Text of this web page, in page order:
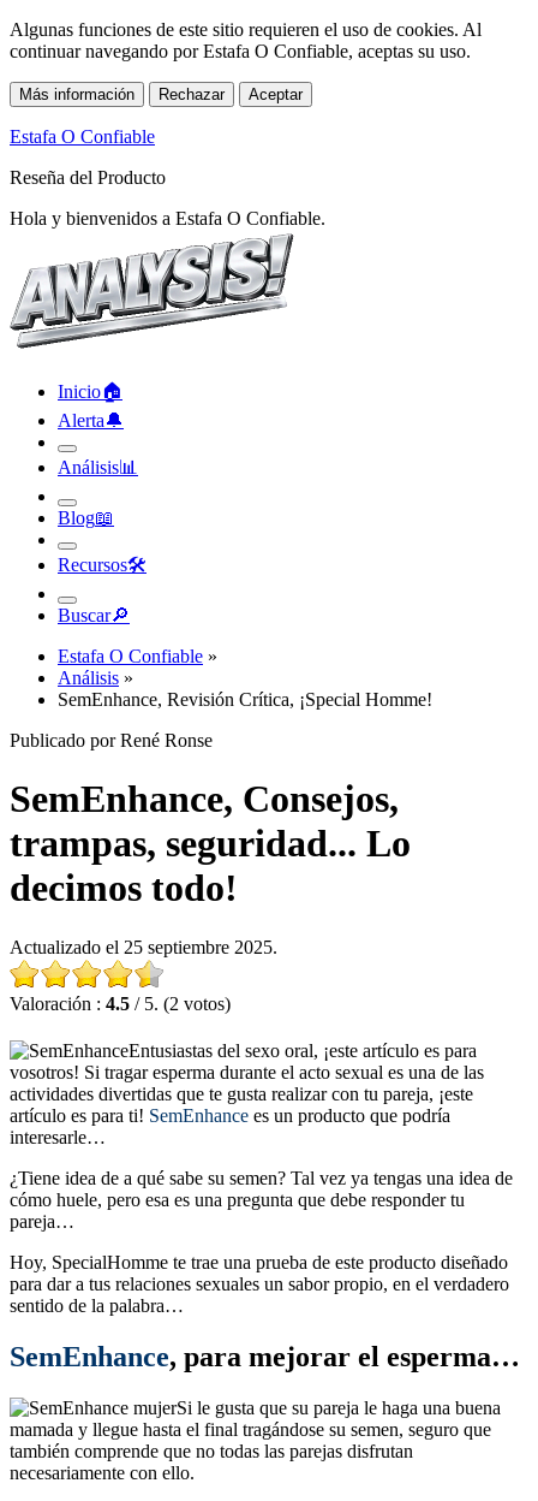
Algunas funciones de este sitio requieren el uso de cookies. Al
continuar navegando por Estafa O Confiable, aceptas su uso.
Más información Rechazar Aceptar
Estafa O Confiable
Reseña del Producto
Hola y bienvenidos a Estafa O Confiable.
Inicio🏠︎
Alerta🔔︎
Análisis📊︎
Blog📖︎
Recursos🛠︎
Buscar🔎︎
Estafa O Confiable »
Análisis »
SemEnhance, Revisión Crítica, ¡Special Homme!
Publicado por René Ronse
SemEnhance, Consejos,
trampas, seguridad... Lo
decimos todo!
Actualizado el 25 septiembre 2025.
Valoración : 4.5 / 5. (2 votos)
Entusiastas del sexo oral, ¡este artículo es para
vosotros! Si tragar esperma durante el acto sexual es una de las
actividades divertidas que te gusta realizar con tu pareja, ¡este
artículo es para ti! SemEnhance es un producto que podría
interesarle…
¿Tiene idea de a qué sabe su semen? Tal vez ya tengas una idea de
cómo huele, pero esa es una pregunta que debe responder tu
pareja…
Hoy, SpecialHomme te trae una prueba de este producto diseñado
para dar a tus relaciones sexuales un sabor propio, en el verdadero
sentido de la palabra…
SemEnhance, para mejorar el esperma…
Si le gusta que su pareja le haga una buena
mamada y llegue hasta el final tragándose su semen, seguro que
también comprende que no todas las parejas disfrutan
necesariamente con ello.